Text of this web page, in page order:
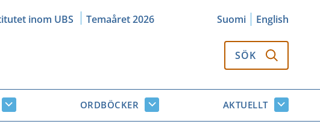
inom UBS Temaåret 2026 Suomi
English
SÖK
Klarspråk
undersidor
ORDBÖCKER
Ordböcker
undersidor
AKTUELLT
Aktuellt